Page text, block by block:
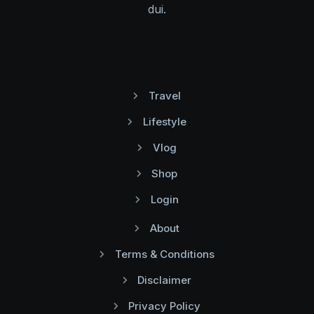
dui.
Travel
Lifestyle
Vlog
Shop
Login
About
Terms & Conditions
Disclaimer
Privacy Policy